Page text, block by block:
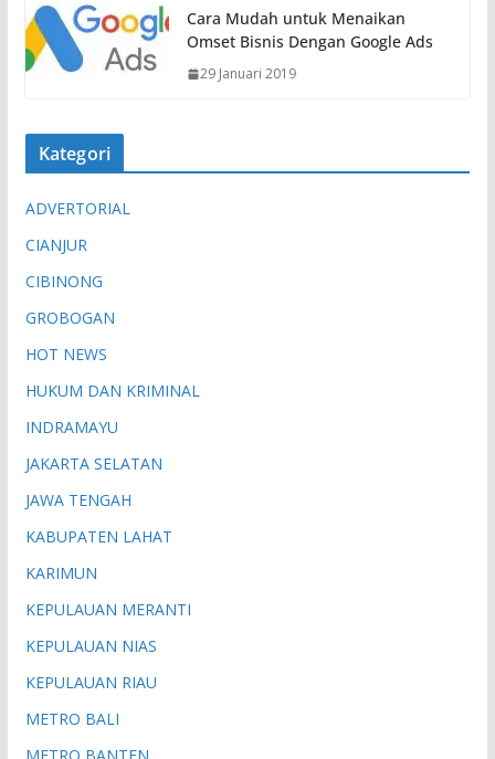
Cara Mudah untuk Menaikan
Omset Bisnis Dengan Google Ads
29 Januari 2019
Kategori
ADVERTORIAL
CIANJUR
CIBINONG
GROBOGAN
HOT NEWS
HUKUM DAN KRIMINAL
INDRAMAYU
JAKARTA SELATAN
JAWA TENGAH
KABUPATEN LAHAT
KARIMUN
KEPULAUAN MERANTI
KEPULAUAN NIAS
KEPULAUAN RIAU
METRO BALI